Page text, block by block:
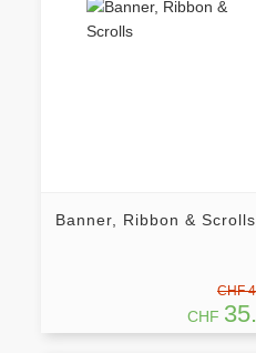
Banner, Ribbon & Scrolls
CHF
CHF